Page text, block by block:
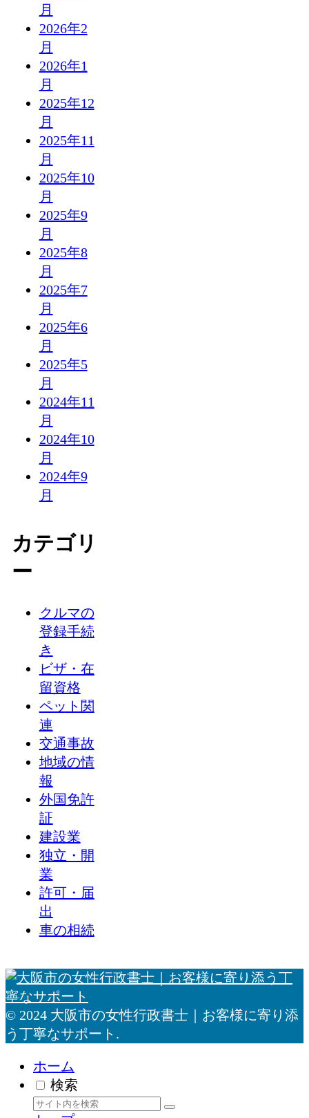
月
2026年2
月
2026年1
月
2025年12
月
2025年11
月
2025年10
月
2025年9
月
2025年8
月
2025年7
月
2025年6
月
2025年5
月
2024年11
月
2024年10
月
2024年9
月
カテゴリ
ー
クルマの
登録手続
き
ビザ・在
留資格
ペット関
連
交通事故
地域の情
報
外国免許
証
建設業
独立・開
業
許可・届
出
車の相続
© 2024 大阪市の女性行政書士｜お客様に寄り添
う丁寧なサポート.
ホーム
検索